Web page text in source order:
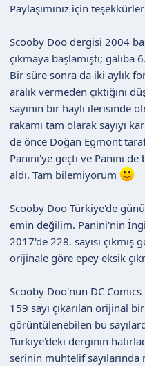
Paylaşımınız için
Scooby Doo dergisi 2004
çıkmaya başlamıştı; galiba
Bir süre sonra da iki aylık
aralık vermeden çıktığını
sayının bir hayli ilerisinde
rakamı tam olarak sayıyı
de önce Doğan Egmont
Panini'ye geçti ve Panini de
aldı. Tam bilemiyorum
Scooby Doo Türkiye'de
emin değilim. Panini'nin
2017'de 228. sayısı
orijinale göre epey eksik
Scooby Doo'nun DC
159 sayı çıkarılan orijinal
görüntülenebilen bu
Türkiye'deki derginin
serinin muhtelif